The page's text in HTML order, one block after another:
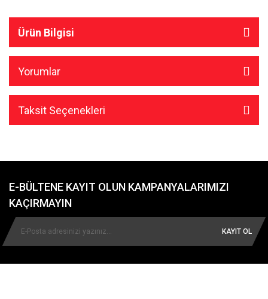
Ürün Bilgisi
Yorumlar
Taksit Seçenekleri
E-BÜLTENE KAYIT OLUN KAMPANYALARIMIZI
KAÇIRMAYIN
KAYIT OL